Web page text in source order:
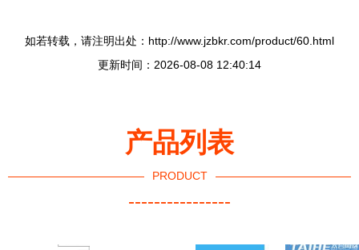
如若转载，请注明出处：http://www.jzbkr.com/product/60.html
更新时间：2026-08-08 12:40:14
产品列表
PRODUCT
----------------